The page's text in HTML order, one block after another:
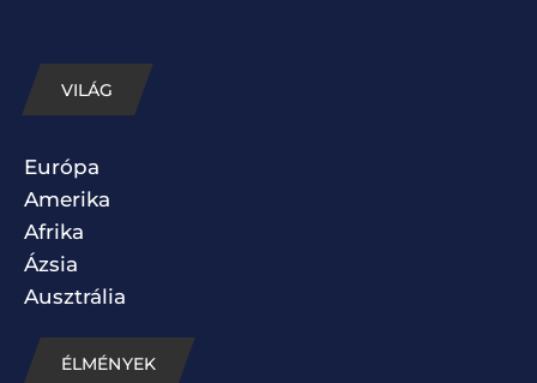
VILÁG
Európa
Amerika
Afrika
Ázsia
Ausztrália
ÉLMÉNYEK